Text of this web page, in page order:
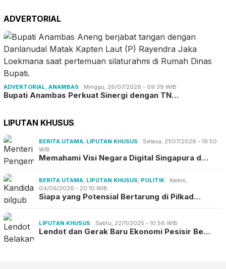
ADVERTORIAL
ADVERTORIAL, ANAMBAS Minggu, 26/07/2026 - 09:39 WIB
Bupati Anambas Perkuat Sinergi dengan TN…
LIPUTAN KHUSUS
BERITA UTAMA, LIPUTAN KHUSUS
Selasa, 21/07/2026 - 19:50
WIB
Memahami Visi Negara Digital Singapura d…
BERITA UTAMA, LIPUTAN KHUSUS, POLITIK
Kamis,
04/06/2026 - 20:10 WIB
Siapa yang Potensial Bertarung di Pilkad…
LIPUTAN KHUSUS Sabtu, 22/11/2025 - 10:56 WIB
Lendot dan Gerak Baru Ekonomi Pesisir Be…